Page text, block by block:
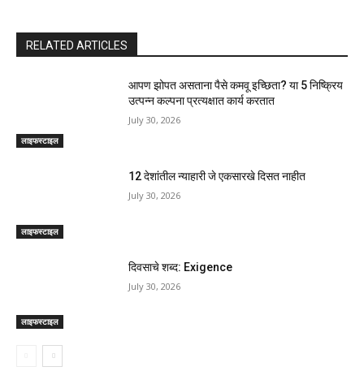
RELATED ARTICLES
लाइफस्टाइल
आपण झोपत असताना पैसे कमवू इच्छिता? या 5 निष्क्रिय
उत्पन्न कल्पना प्रत्यक्षात कार्य करतात
July 30, 2026
लाइफस्टाइल
12 देशांतील न्याहारी जे एकसारखे दिसत नाहीत
July 30, 2026
लाइफस्टाइल
दिवसाचे शब्द: Exigence
July 30, 2026